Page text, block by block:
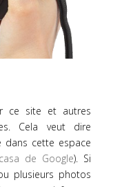
ce site et autres
Cela veut dire
dans cette espace
de Google). Si
plusieurs photos